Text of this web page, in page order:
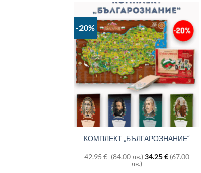
-20%
КОМПЛЕКТ „БЪЛГАРОЗНАНИЕ“
42.95€ (84.00 лв.)Original
34.25€ (67.00
лв.)Текущата